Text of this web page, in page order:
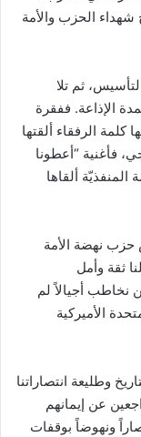
الحزب والأمة
ثم تلا
الإذاعة. ففقرة
كلمة الرفقاء ألقتها
فأغنية “أعطونا
ألقاها
حزب نهضة الأمة
ثقة وأمل
نخاطب أجيالاً لم
الأميركية
وطليعة انتصاراتنا
عن إيمانهم
ونهوضاً بوقفات